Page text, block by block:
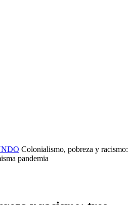
Colonialismo, pobreza y racismo:
pandemia